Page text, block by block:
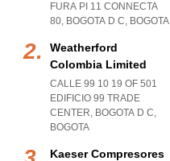
FURA PI 11 CONNECTA
80, BOGOTA D C, BOGOTA
Weatherford
Colombia Limited
CALLE 99 10 19 OF 501
EDIFICIO 99 TRADE
CENTER, BOGOTA D C,
BOGOTA
Kaeser Compresores